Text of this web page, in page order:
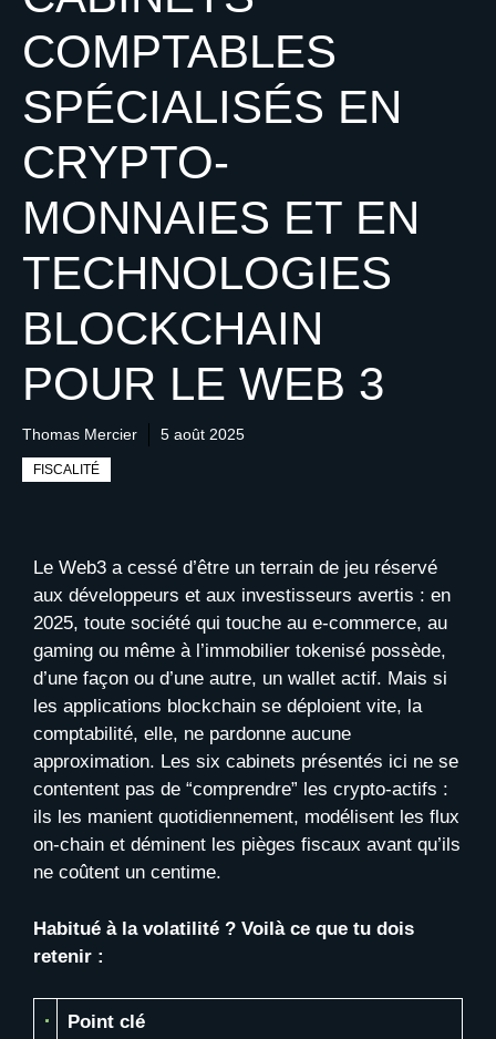
COMPTABLES
SPÉCIALISÉS EN
CRYPTO-
MONNAIES ET EN
TECHNOLOGIES
BLOCKCHAIN
POUR LE WEB 3
Thomas Mercier 5 août 2025
FISCALITÉ
Le Web3 a cessé d’être un terrain de jeu réservé
aux développeurs et aux investisseurs avertis : en
2025, toute société qui touche au e-commerce, au
gaming ou même à l’immobilier tokenisé possède,
d’une façon ou d’une autre, un wallet actif. Mais si
les applications blockchain se déploient vite, la
comptabilité, elle, ne pardonne aucune
approximation. Les six cabinets présentés ici ne se
contentent pas de “comprendre” les crypto-actifs :
ils les manient quotidiennement, modélisent les flux
on-chain et déminent les pièges fiscaux avant qu’ils
ne coûtent un centime.
Habitué à la volatilité ? Voilà ce que tu dois
retenir :
Point clé